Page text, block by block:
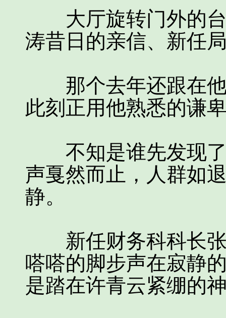
大厅旋转门外的台
涛昔日的亲信、新任
那个去年还跟在他
此刻正用他熟悉的谦
不知是谁先发现了
声戛然而止，人群如
静。
新任财务科科长张
嗒嗒的脚步声在寂静
是踏在许青云紧绷的